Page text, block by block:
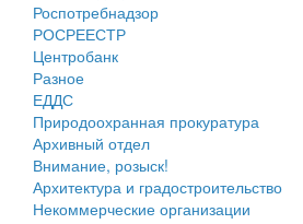
Собрание депутатов
Городское поселение
Сельские поселения
Роспотребнадзор
РОСРЕЕСТР
Центробанк
Разное
ЕДДС
Природоохранная прокуратура
Архивный отдел
Внимание, розыск!
Архитектура и градостроительство
Некоммерческие организации